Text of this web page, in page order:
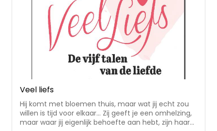
herdruk gekregen.
Veel liefs
Hij komt met bloemen thuis, maar wat jij echt zou
willen is tijd voor elkaar… Zij geeft je een omhelzing,
maar waar jij eigenlijk behoefte aan hebt, zijn haar